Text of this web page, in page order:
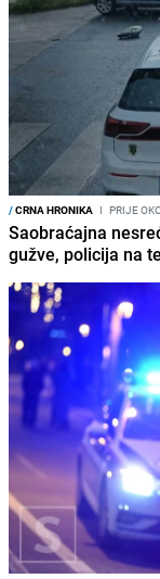
/CRNA HRONIKA I PRIJE
Saobraćajna
gužve, policija na